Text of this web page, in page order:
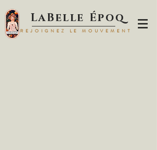
LaBelle Époq
REJOIGNEZ LE MOUVEMENT